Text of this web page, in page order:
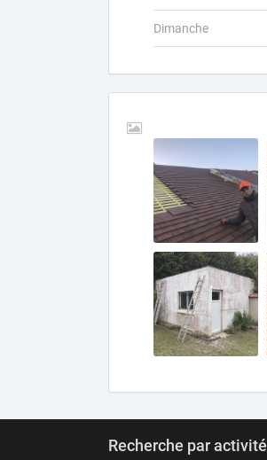
Dimanche
Recherche par activité